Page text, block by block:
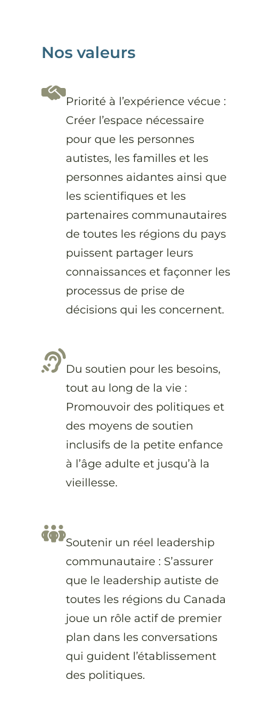
Nos valeurs
Priorité à l’expérience vécue :
Créer l’espace nécessaire
pour que les personnes
autistes, les familles et les
personnes aidantes ainsi que
les scientifiques et les
partenaires communautaires
de toutes les régions du pays
puissent partager leurs
connaissances et façonner les
processus de prise de
décisions qui les concernent.
Du soutien pour les besoins,
tout au long de la vie :
Promouvoir des politiques et
des moyens de soutien
inclusifs de la petite enfance
à l’âge adulte et jusqu’à la
vieillesse.
Soutenir un réel leadership
communautaire : S’assurer
que le leadership autiste de
toutes les régions du Canada
joue un rôle actif de premier
plan dans les conversations
qui guident l’établissement
des politiques.